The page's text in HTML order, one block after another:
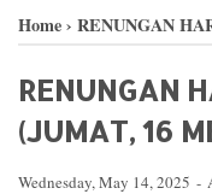
Home› RENUNGAN
RENUNGAN
(JUMAT, 16
Wednesday, May 14, 2025